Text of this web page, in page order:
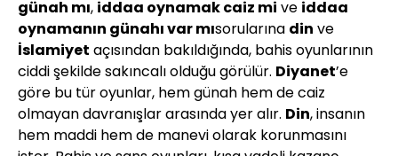
günah mı, iddaa oynamak caiz mi ve iddaa
oynamanın günahı var mısorularına din ve
İslamiyet açısından bakıldığında, bahis oyunlarının
ciddi şekilde sakıncalı olduğu görülür. Diyanet’e
göre bu tür oyunlar, hem günah hem de caiz
olmayan davranışlar arasında yer alır. Din, insanın
hem maddi hem de manevi olarak korunmasını